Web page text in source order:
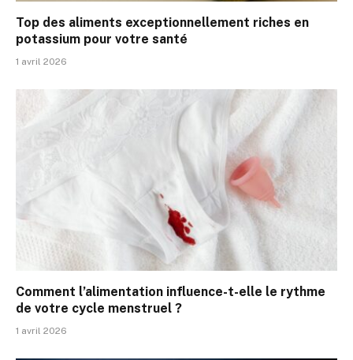
Top des aliments exceptionnellement riches en
potassium pour votre santé
1 avril 2026
Comment l’alimentation influence-t-elle le rythme
de votre cycle menstruel ?
1 avril 2026